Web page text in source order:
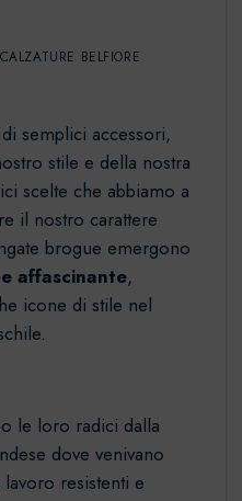
CALZATURE BELFIORE
semplici accessori,
stile e della nostra
scelte che abbiamo a
il nostro carattere
brogue emergono
affascinante,
icone di stile nel
le loro radici dalla
dove venivano
resistenti e